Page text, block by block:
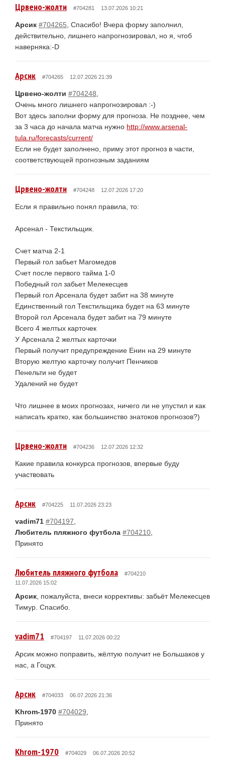
Црвено-жолти #704281 13.07.2026 10:21
Арсик #704265 , Спасибо! Вчера форму заполнил,
действительно, лишнего напрогнозировал, но я, чтоб
наверняка:-D
Арсик #704265 12.07.2026 21:39
Црвено-жолти #704248
Очень много лишнего напрогнозировал :-)
Вот здесь заполни форму для прогноза. Не позднее, чем
за 3 часа до начала матча нужно http://www.arsenal-
tula.ru/forecasts/current/
Если не будет заполнено, приму этот прогноз в части,
соответствующей прогнозным заданиям
Црвено-жолти #704248 12.07.2026 17:20
Если я правильно понял правила, то:
Арсенал - Текстильщик.
Счет матча 2-1
Первый гол забьет Магомедов
Счет после первого тайма 1-0
Победный гол забьет Мелекесцев
Первый гол Арсенала будет забит на 38 минуте
Единственный гол Текстильщика будет на 63 минуте
Второй гол Арсенала будет забит на 79 минуте
Всего 4 желтых карточек
У Арсенала 2 желтых карточки
Первый получит предупреждение Енин на 29 минуте
Вторую желтую карточку получит Пенчиков
Пенельти не будет
Удалений не будет
Что лишнее в моих прогнозах, ничего ли не упустил и как
написать кратко, как большинство знатоков прогнозов?)
Црвено-жолти #704236 12.07.2026 12:32
Какие правила конкурса прогнозов, впервые буду
участвовать
Арсик #704225 11.07.2026 23:23
vadim71 #704197
Любитель пляжного футбола #704210
Принято
Любитель пляжного футбола
#704210
11.07.2026 15:02
Арсик , пожалуйста, внеси коррективы: забьёт Мелекесцев
Тимур. Спасибо.
vadim71 #704197 11.07.2026 00:22
Арсик можно поправить, жёлтую получит не Большаков у
нас, а Гоцук.
Арсик #704033 06.07.2026 21:36
Khrom-1970 #704029
Принято
Khrom-1970 #704029 06.07.2026 20:52